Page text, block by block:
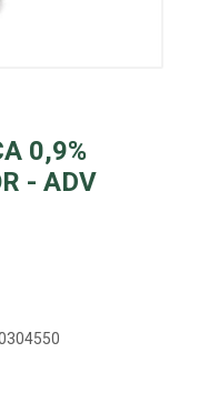
0,9%
- ADV